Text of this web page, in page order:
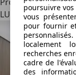
LU 4702Pétange
poursuivre
vous
pour fournir
localement
recherches
cadre de
des